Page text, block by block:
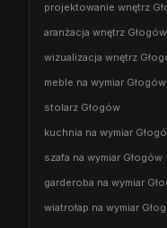
projektowanie wnętrz
aranżacja wnętrz Głogów
wizualizacja wnętrz
meble na wymiar Głogów
stolarz Głogów
kuchnia na wymiar
szafa na wymiar Głogów
garderoba na wymiar
wiatrołap na wymiar